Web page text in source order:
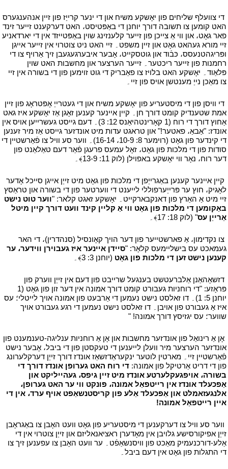
די צוועלף שליחים פון יאָשקע משיח און די ינער קרייַז פון זיין אנהענגערס
האט קומען צו תשובה דורך יוחנן די באַפּטיסט، האט דערקענט זייער זינד
פאר גאָט، און ווי אַ צייכן פון זייער קלענזינג שוין באַפּטייזד אין די יארדאניע
זיי מורא געהאט גאָט און זיין משפט۔ זיי האט ניט צוטרוי אין זייער אייגן
ופּריגהטנעסס، כּבֿוד און גוטסקייט، אָבער איבערגעגעבן זיך אַרויף צו די
רחמנות פון זייער ריכטער۔ זייער הערצער און מחשבות האט שוין
פּלאַוד۔ יאָשקע האט בלויז צו פאַבריק די גוט זוימען פון די בשורה אין זיי
צו מאַכן נייַ מענטשן אויס פון זיי۔
די וויסן פון די מיסטעריע פון יאָשקע משיח און די געטרייַ אָפּטראָג פון זיין
אמת שטענדיק קומט דורך חן۔ קיין איינער קענען זאָגן אַז יאָשקע איז גאט
אַחוץ דורך די רוח (1 קאָרינטהיאַנס 12: 3)۔ דעם גייסט געשרייען אויס אין
אונדז: "אַבאַ، פאטער!" און טראגט עדות מיט אונדזער גייסט אַז מיר זענען
די קינדער פון גאָט (רוימער 8: 10-9، 16-14)۔ ווער סע וויל צו פֿאַרשטיין די
סודות פון די מלכות פון גאָט، זאָל עמעס פרעגן פֿאַר דעם טאַלאַנט פון
דער רוח، נאָר ווי יאָשקע באפוילן (לוק 11: 13-9﴾۔
קיין איינער קענען באַגרייַפן די מלכות פון גאָט מיט זייַן אייגן סייכל אָדער
לאָגיק، חוץ ער פּרייַערפוללי לייענט די ווערטער פון די בשורה און טראַסץ
זיי מיט אַ האַרץ פון דאנקבארקייט۔ יאָשקע זאגט קלאר: "ווער טוט נישט
באַקומען די מלכות פון גאָט ווי אַ קליין קינד וועט דורך קיין מיטל
אַרייַן עס" (לוק 18: 17﴾۔
צו נקדימון، אַ פארשטייער פון דער הויך קאָונסיל (סנהדרין)، די האר
געמאכט עס בישליימעס קלאָר: "סיידן איינער איז געבוירן ווידער، ער
קענען נישט זען די מלכות פון גאָט (יוחנן 3: 3﴾۔
דזשאָהאַנן אַלברעטשט בענגעל שרייבט פון דעם אין זייַן ווערק פון
פּראָזע: "די רוחניות געבורט קומט דורך אמונה אין דער זון פון גאָט (1
יוחנן 5: 1)۔ דו זאלסט נישט נעמען די אַרבעט פון אמונה אויך לייטלי؛ עס
איז אַ געבורט פון אויבן۔ דו זאלסט נישט נעמען די רגע געבורט אויך
שווער؛ עס יגזיסץ דורך אמונה! "
אָן אַ רינואַל פון אונדזער מחשבות און אָן אַ רוחניות ענליגה-טענמענט פון
אונדזער הערצער מיר וועלן לייענען די טעקסטן פון די ביבל، אָבער נישט
פֿאַרשטיין זיי۔ מארטין לוטער ינקעראַדזשאַז אונדז דורך זייַן דערקלערונג
פון די דריט אַרטיקל פון אמונה: די רוח האט גערופן אונדז דורך די
בשורה، אויפגעקלערטע אונדז מיט זיין גיפס، געהייליקט און
אַפּכעלד אונדז אין רייטפאַל אמונה، פּונקט ווי ער האט גערופן،
אלנגעזאמלט און אַפּכעלד אַלע פון קריסטנשאַפט אויף ערד، אין די
איין רייטפאַל אמונה!
ווער סע וויל צו דערקענען די מיסטעריע פון גאָט וועט האָבן צו באַגראָבן
זייַן אפיקורסישע גלויבן אין מאָדערן ראציאנאליזם און זייַן צוטרוי אין די
אַלע-דורכנעמיק מאַכט פון וויסנשאַפֿט۔ ער וועט האָבן צו עפענען זיך צו
די התגלות פון גאָט אין דעם ביבל۔